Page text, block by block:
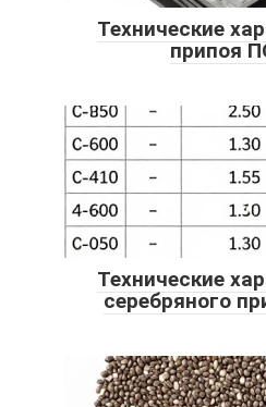
Технические
припоя
Технические
серебряного